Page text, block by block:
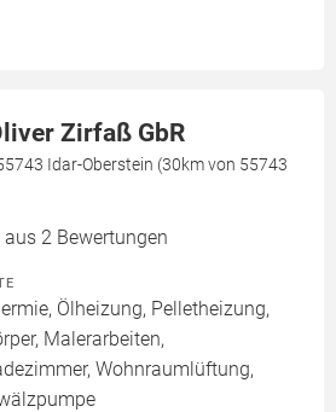
Zirfaß GbR
Idar-Oberstein (30km von 55743
aus 2 Bewertungen
Ölheizung, Pelletheizung,
Malerarbeiten,
Wohnraumlüftung,